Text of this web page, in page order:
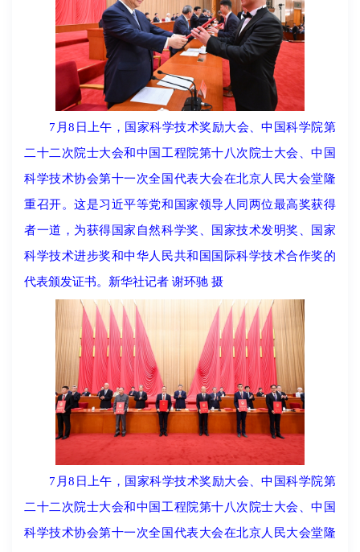
7月8日上午，国家科学技术奖励大会、中国科学院第
二十二次院士大会和中国工程院第十八次院士大会、中国
科学技术协会第十一次全国代表大会在北京人民大会堂隆
重召开。这是习近平等党和国家领导人同两位最高奖获得
者一道，为获得国家自然科学奖、国家技术发明奖、国家
科学技术进步奖和中华人民共和国国际科学技术合作奖的
代表颁发证书。新华社记者 谢环驰 摄
7月8日上午，国家科学技术奖励大会、中国科学院第
二十二次院士大会和中国工程院第十八次院士大会、中国
科学技术协会第十一次全国代表大会在北京人民大会堂隆